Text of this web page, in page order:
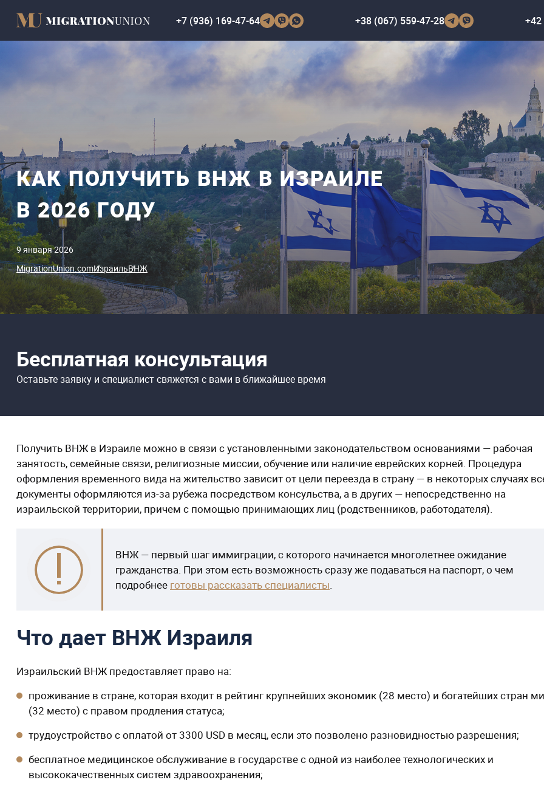
+7 (936) 169-47-64 +38 (067) 559-47-28
КАК ПОЛУЧИТЬ ВНЖ В ИЗРАИЛЕ
В 2026 ГОДУ
9 января 2026
MigrationUnion.comИзраильВНЖ
Бесплатная консультация
Оставьте заявку и специалист свяжется с вами в ближайшее время
Получить ВНЖ в Израиле можно в связи с установленными законодательством основаниями — рабочая
занятость, семейные связи, религиозные миссии, обучение или наличие еврейских корней. Процедура
оформления временного вида на жительство зависит от цели переезда в страну — в некоторых случаях
документы оформляются из-за рубежа посредством консульства, а в других — непосредственно на
израильской территории, причем с помощью принимающих лиц (родственников, работодателя).
ВНЖ — первый шаг иммиграции, с которого начинается многолетнее ожидание
гражданства. При этом есть возможность сразу же подаваться на паспорт, о чем
подробнее готовы рассказать специалисты.
Что дает ВНЖ Израиля
Израильский ВНЖ предоставляет право на:
проживание в стране, которая входит в рейтинг крупнейших экономик (28 место) и богатейших стран
(32 место) с правом продления статуса;
трудоустройство с оплатой от 3300 USD в месяц, если это позволено разновидностью разрешения;
бесплатное медицинское обслуживание в государстве с одной из наиболее технологических и
высококачественных систем здравоохранения;